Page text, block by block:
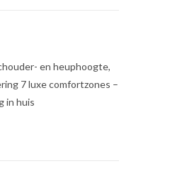
en heuphoogte,
7 luxe comfortzones –
in huis